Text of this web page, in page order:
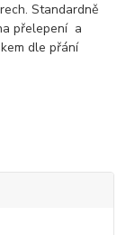
Standardně
přelepení a
dle přání